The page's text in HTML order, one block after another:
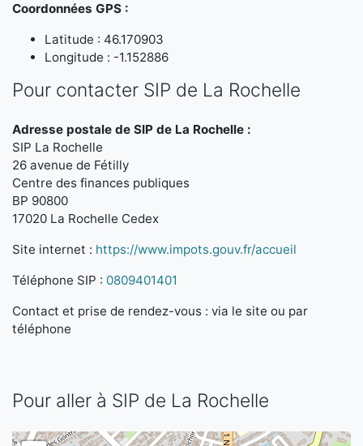
Coordonnées GPS :
Latitude : 46.170903
Longitude : -1.152886
Pour contacter SIP de La Rochelle
Adresse postale de SIP de La Rochelle :
SIP La Rochelle
26 avenue de Fétilly
Centre des finances publiques
BP 90800
17020 La Rochelle Cedex
Site internet : https://www.impots.gouv.fr/accueil
Téléphone SIP : 0809401401
Contact et prise de rendez-vous : via le site ou par
téléphone
Pour aller à SIP de La Rochelle